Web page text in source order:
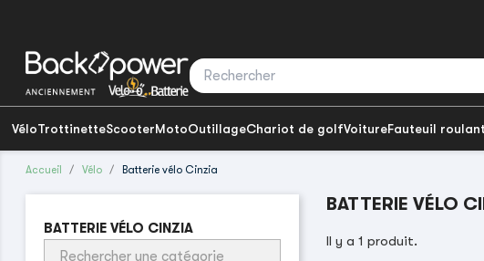
VéloTrottinetteScooterMotoOutillageChariot de golfVoitureFauteuil roulant
Accueil Vélo Batterie vélo Cinzia
BATTERIE VÉLO CINZIA
BATTERIE VÉLO
Il y a 1 produit.